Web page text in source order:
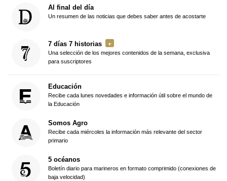
Al final del día
Un resumen de las noticias que debes saber antes de acostarte
7 días 7 historias
Una selección de los mejores contenidos de la semana, exclusiva
para suscriptores
Educación
Recibe cada lunes novedades e información útil sobre el mundo de
la Educación
Somos Agro
Recibe cada miércoles la información más relevante del sector
primario
5 océanos
Boletín diario para marineros en formato comprimido (conexiones de
baja velocidad)